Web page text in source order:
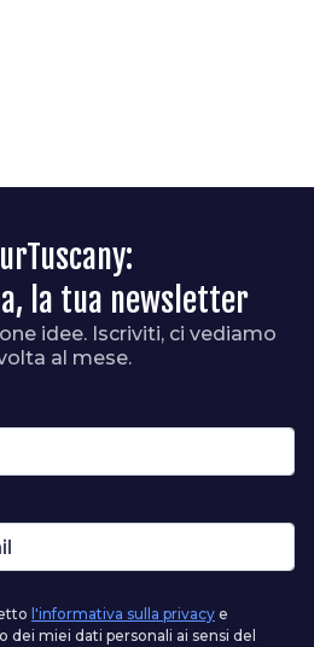
la tua newsletter
idee. Iscriviti, ci vediamo
al mese.
l'informativa sulla privacy e
miei dati personali ai sensi del